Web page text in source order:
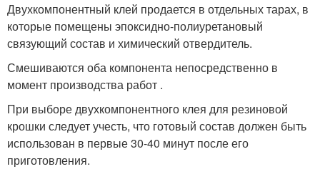
Двухкомпонентный клей продается в отдельных тарах, в
которые помещены эпоксидно-полиуретановый
связующий состав и химический отвердитель.
Смешиваются оба компонента непосредственно в
момент производства работ .
При выборе двухкомпонентного клея для резиновой
крошки следует учесть, что готовый состав должен быть
использован в первые 30-40 минут после его
приготовления.